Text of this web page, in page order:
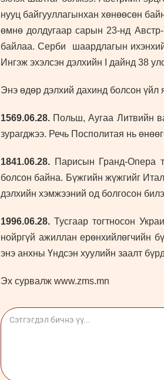
нууц байгууллагынхан хөнөөсөн
өмнө долдугаар сарын 23-нд
байлаа. Серби шаардлагын
Ингэж эхэлсэн дэлхийн I дайнд 38
Энэ өдөр дэлхий дахинд болсон үйл
1569.06.28. Польш, Аугаа Литвийн
зурагджээ. Речь Посполитая нь
1841.06.28. Парисын Гранд-Опера
болсон байна. Бүжгийн жүжгийг
дэлхийн хэмжээний од болгосон
1996.06.28. Тусгаар тогтносон
нойргүй ажиллан ерөнхийлөгчийн
энэ анхны Үндсэн хуулийн заалт
Эх сурвалж www.zms.mn